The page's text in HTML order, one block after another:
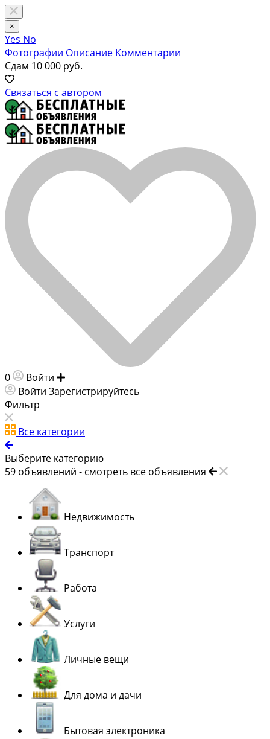
×
Yes No
Фотографии Описание Комментарии
Сдам 10 000 руб.
Связаться с автором
0 Войти
Войти Зарегистрируйтесь
Фильтр
Все категории
Выберите категорию
59 объявлений - смотреть все объявления
Недвижимость
Транспорт
Работа
Услуги
Личные вещи
Для дома и дачи
Бытовая электроника